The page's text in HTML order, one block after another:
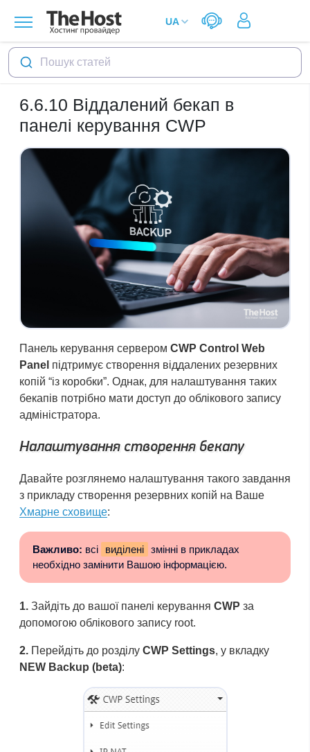
Пошук статей
6.6.10 Віддалений бекап в
панелі керування CWP
Панель керування сервером CWP Control Web
Panel підтримує створення віддалених резервних
копій “із коробки”. Однак, для налаштування таких
бекапів потрібно мати доступ до облікового запису
адміністратора.
Налаштування створення бекапу
Давайте розглянемо налаштування такого завдання
з прикладу створення резервних копій на Ваше
Хмарне сховище:
Важливо: всі виділені
змінні в прикладах
необхідно замінити Вашою інформацією.
1. Зайдіть до вашої панелі керування CWP за
допомогою облікового запису root.
2. Перейдіть до розділу CWP Settings, у вкладку
NEW Backup (beta):